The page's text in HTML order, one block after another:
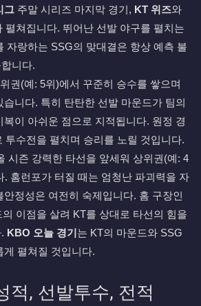
그 주말 시리즈 마지막 경기, KT 위즈와
펼쳐집니다. 뛰어난 선발 야구를 펼치는
자랑하는 SSG의 맞대결은 항상 예측 불
니다.
권(예: 5위)에서 꾸준히 승수를 쌓으며
니다. 특히 탄탄한 선발 마운드가 팀의
이 아쉬운 점으로 지적됩니다. 원정 경
투수전을 펼치며 승리를 노릴 것입니다.
시즌 강력한 타선을 앞세워 상위권(예: 4
. 홈런포가 터질 때는 엄청난 파괴력을 자
정성은 여전히 숙제입니다. 홈 구장인
이점을 살려 KT를 상대로 타선의 힘을
KBO 오늘 경기는 KT의 마운드와 SSG
게 펼쳐질 것입니다.
적, 선발투수, 전적